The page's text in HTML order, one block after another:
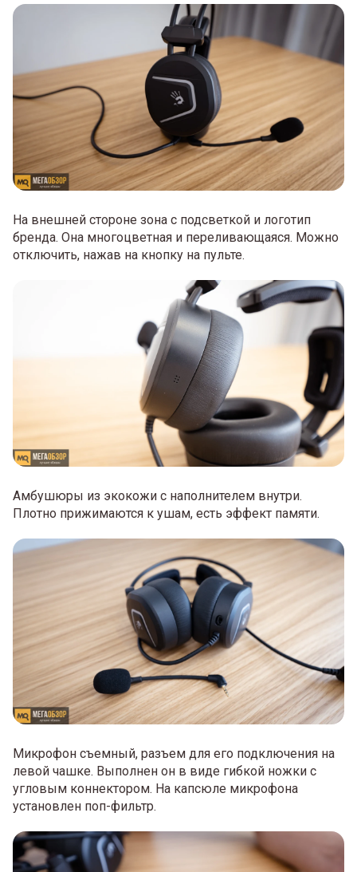
На внешней стороне зона с подсветкой и логотип
бренда. Она многоцветная и переливающаяся. Можно
отключить, нажав на кнопку на пульте.
Амбушюры из экокожи с наполнителем внутри.
Плотно прижимаются к ушам, есть эффект памяти.
Микрофон съемный, разъем для его подключения на
левой чашке. Выполнен он в виде гибкой ножки с
угловым коннектором. На капсюле микрофона
установлен поп-фильтр.